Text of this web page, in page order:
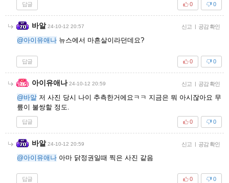
답글 0
0
바알 24-10-12 20:57 신고 | 공감 확인
@아이유애나 뉴스에서 마흔살이라던데요?
답글 0
0
아이유애나 24-10-12 20:59 신고 | 공감 확인
@바알 저 사진 당시 나이 추측한거에요ㅋㅋ 지금은 뭐 아시잖아요 무
릎이 불쌍할 정도.
답글 0
0
바알 24-10-12 20:59 신고 | 공감 확인
@아이유애나 아마 닭정권일때 찍은 사진 같음
답글 0
0